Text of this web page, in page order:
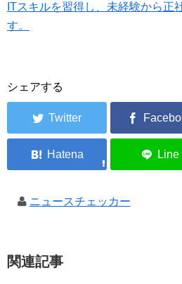
ITスキルを習得し、未経験から正
す。
シェアする
ニュースチェッカー
関連記事